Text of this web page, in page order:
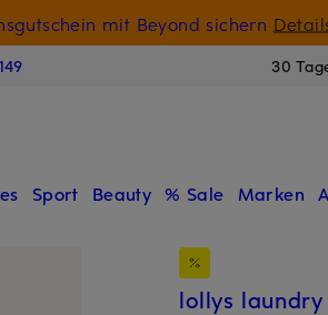
mit Beyond sichern
30
Sport Beauty % Sale Marken
lollys laundry